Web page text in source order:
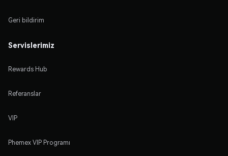
Geri bildirim
Servislerimiz
Rewards Hub
Referanslar
VIP
Phemex VIP Programı